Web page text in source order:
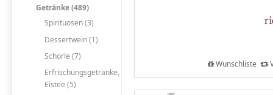
Getränke (489)
Spirituosen (3)
Dessertwein (1)
Schorle (7)
Erfrischungsgetränke,
Eistee (5)
Wunschliste